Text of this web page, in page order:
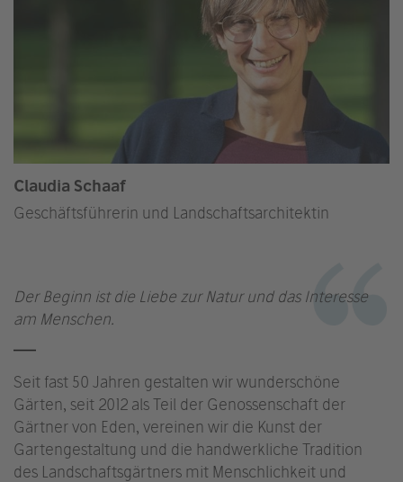
Claudia Schaaf
Geschäftsführerin und Landschaftsarchitektin
Der Beginn ist die Liebe zur Natur und das Interesse
am Menschen.
Seit fast 50 Jahren gestalten wir wunderschöne
Gärten, seit 2012 als Teil der Genossenschaft der
Gärtner von Eden, vereinen wir die Kunst der
Gartengestaltung und die handwerkliche Tradition
des Landschaftsgärtners mit Menschlichkeit und